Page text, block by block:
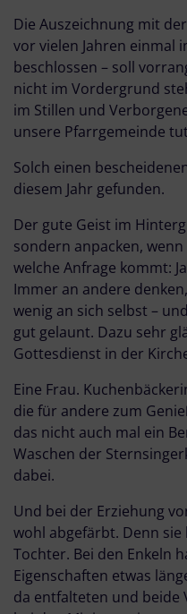
Die Auszeichnung mit
vor vielen Jahren einmal
beschlossen – soll
nicht im Vordergrund
im Stillen und
unsere Pfarrgemeinde
Solch einen
diesem Jahr gefunden.
Der gute Geist im
sondern anpacken,
welche Anfrage kommt:
Immer an andere
wenig an sich selbst –
gut gelaunt. Dazu sehr
Gottesdienst in der
Eine Frau.
die für andere zum
das nicht auch mal ein
Waschen der
dabei.
Und bei der Erziehung
wohl abgefärbt. Denn
Tochter. Bei den Enkeln
Eigenschaften etwas
da entfalteten und